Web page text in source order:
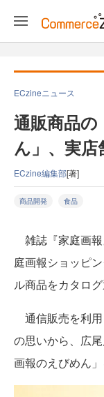
ECzineニュース
通販商品
ん」、実
ECzine編集部[著]
商品開発 食品
雑誌『家庭画
庭画報ショッピ
ル商品をカタロ
通信販売を利
の思いから、広
画報のえびめん」